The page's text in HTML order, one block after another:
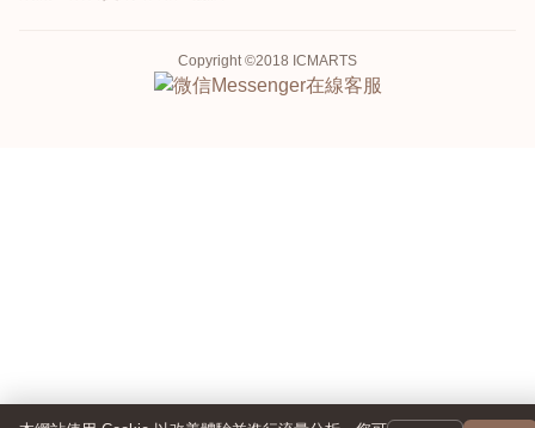
Copyright ©2018 ICMARTS
Messenger在線客服